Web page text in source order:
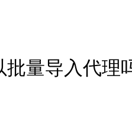
量导入代理